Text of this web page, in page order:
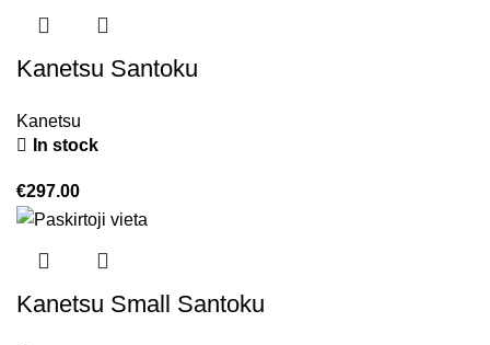
Kanetsu Santoku
Kanetsu
In stock
€297.00
Kanetsu Small Santoku